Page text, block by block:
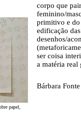
papel,
corpo que
feminino/
primitivo e do
edificação
desenhos/
ser coisa
a matéria real
Bárbara Fonte